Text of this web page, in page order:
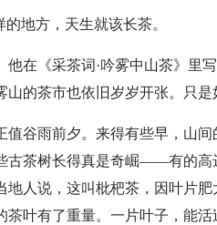
地方，天生就该长茶。
他在《采茶词·吟雾中山茶》
的茶市也依旧岁岁开张。只
值谷雨前夕。来得有些早，山
古茶树长得真是奇崛——有的高
人说，这叫枇杷茶，因叶片
叶有了重量。一片叶子，能